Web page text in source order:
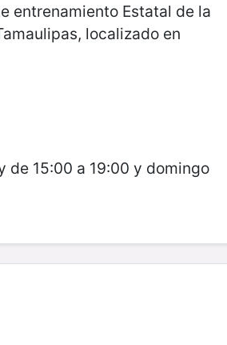
entrenamiento Estatal de la
localizado en
de 15:00 a 19:00 y domingo